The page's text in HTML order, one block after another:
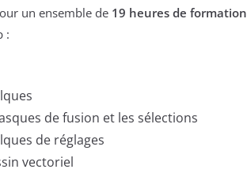
un ensemble de 19 heures de formation
:
de fusion et les sélections
de réglages
vectoriel